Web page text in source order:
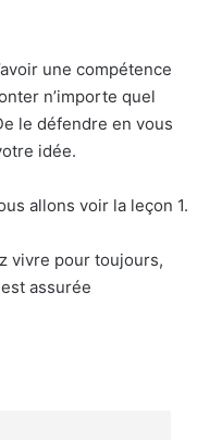
une compétence
n’importe quel
le défendre en vous
idée.
allons voir la leçon 1.
vivre pour toujours,
assurée